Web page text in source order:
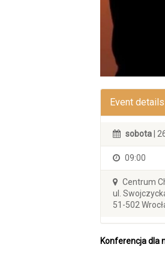
Event details
sobota |
09:00
Centrum
ul.
51-502
Konferencja dla